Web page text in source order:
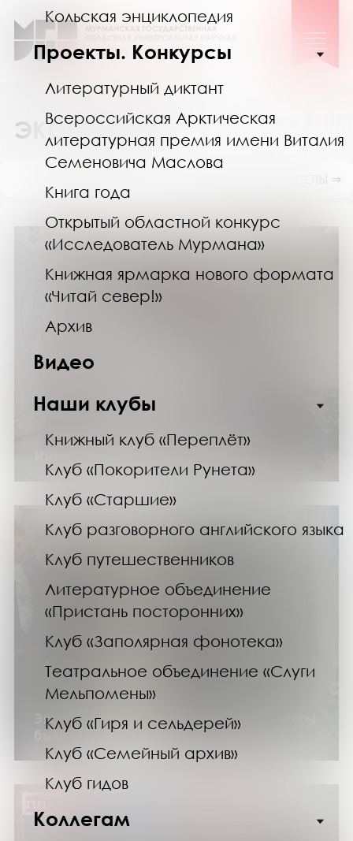
Кольская энциклопедия
Проекты. Конкурсы
Литературный диктант
Всероссийская Арктическая
литературная премия имени Виталия
Семеновича Маслова
Книга года
Открытый областной конкурс
«Исследователь Мурмана»
Книжная ярмарка нового формата
«Читай север!»
Архив
Видео
Наши клубы
Книжный клуб «Переплёт»
Клуб «Покорители Рунета»
Клуб «Старшие»
Клуб разговорного английского языка
Клуб путешественников
Литературное объединение
«Пристань посторонних»
Клуб «Заполярная фонотека»
Театральное объединение «Слуги
Мельпомены»
Клуб «Гиря и сельдерей»
Клуб «Семейный архив»
Клуб гидов
Коллегам
ЭКСКУРСИИ
Экскурсия по выставке «Когда компьютеры
были большими»
ПОКАЗАТЬ ПОДРАЗДЕЛЫ ⇒